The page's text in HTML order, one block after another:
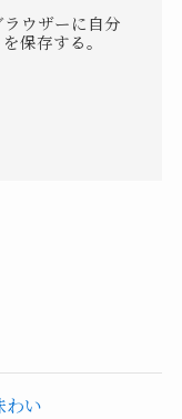
ウザーに自分
保存する。
わい